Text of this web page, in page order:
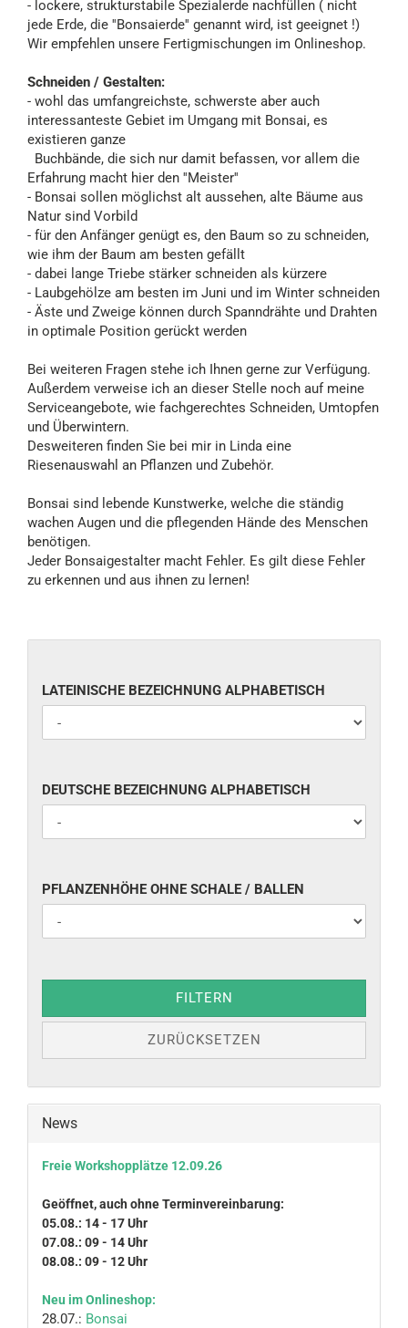
- lockere, strukturstabile Spezialerde nachfüllen ( nicht
jede Erde, die ''Bonsaierde'' genannt wird, ist geeignet !)
Wir empfehlen unsere Fertigmischungen im Onlineshop.
Schneiden / Gestalten:
- wohl das umfangreichste, schwerste aber auch
interessanteste Gebiet im Umgang mit Bonsai, es
existieren ganze
Buchbände, die sich nur damit befassen, vor allem die
Erfahrung macht hier den ''Meister''
- Bonsai sollen möglichst alt aussehen, alte Bäume aus
Natur sind Vorbild
- für den Anfänger genügt es, den Baum so zu schneiden,
wie ihm der Baum am besten gefällt
- dabei lange Triebe stärker schneiden als kürzere
- Laubgehölze am besten im Juni und im Winter schneiden
- Äste und Zweige können durch Spanndrähte und Drahten
in optimale Position gerückt werden
Bei weiteren Fragen stehe ich Ihnen gerne zur Verfügung.
Außerdem verweise ich an dieser Stelle noch auf meine
Serviceangebote, wie fachgerechtes Schneiden, Umtopfen
und Überwintern.
Desweiteren finden Sie bei mir in Linda eine
Riesenauswahl an Pflanzen und Zubehör.
Bonsai sind lebende Kunstwerke, welche die ständig
wachen Augen und die pflegenden Hände des Menschen
benötigen.
Jeder Bonsaigestalter macht Fehler. Es gilt diese Fehler
zu erkennen und aus ihnen zu lernen!
LATEINISCHE
BEZEICHNUNG
ALPHABETISCH
LATEINISCHE BEZEICHNUNG ALPHABETISCH
DEUTSCHE
BEZEICHNUNG
ALPHABETISCH
DEUTSCHE BEZEICHNUNG ALPHABETISCH
PFLANZENHÖHE
OHNE
SCHALE
PFLANZENHÖHE OHNE SCHALE / BALLEN
FILTERN
ZURÜCKSETZEN
News
Freie Workshopplätze 12.09.26
Geöffnet, auch ohne Terminvereinbarung:
05.08.: 14 - 17 Uhr
07.08.: 09 - 14 Uhr
08.08.: 09 - 12 Uhr
Neu im Onlineshop:
28.07.: Bonsai